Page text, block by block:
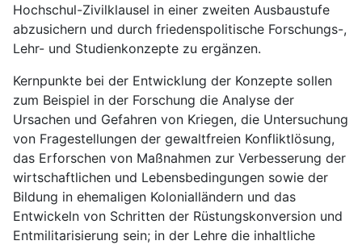
Hochschul-Zivilklausel in einer zweiten Ausbaustufe
abzusichern und durch friedenspolitische Forschungs-,
Lehr- und Studienkonzepte zu ergänzen.
Kernpunkte bei der Entwicklung der Konzepte sollen
zum Beispiel in der Forschung die Analyse der
Ursachen und Gefahren von Kriegen, die Untersuchung
von Fragestellungen der gewaltfreien Konfliktlösung,
das Erforschen von Maßnahmen zur Verbesserung der
wirtschaftlichen und Lebensbedingungen sowie der
Bildung in ehemaligen Kolonialländern und das
Entwickeln von Schritten der Rüstungskonversion und
Entmilitarisierung sein; in der Lehre die inhaltliche